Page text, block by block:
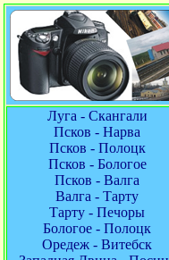
Луга - Скангали
Псков - Нарва
Псков - Полоцк
Псков - Бологое
Псков - Валга
Валга - Тарту
Тарту - Печоры
Бологое - Полоцк
Оредеж - Витебск